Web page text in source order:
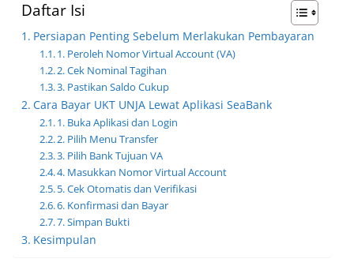
Daftar Isi
Persiapan Penting Sebelum Merlakukan Pembayaran
1. Peroleh Nomor Virtual Account (VA)
2. Cek Nominal Tagihan
3. Pastikan Saldo Cukup
Cara Bayar UKT UNJA Lewat Aplikasi SeaBank
1. Buka Aplikasi dan Login
2. Pilih Menu Transfer
3. Pilih Bank Tujuan VA
4. Masukkan Nomor Virtual Account
5. Cek Otomatis dan Verifikasi
6. Konfirmasi dan Bayar
7. Simpan Bukti
Kesimpulan